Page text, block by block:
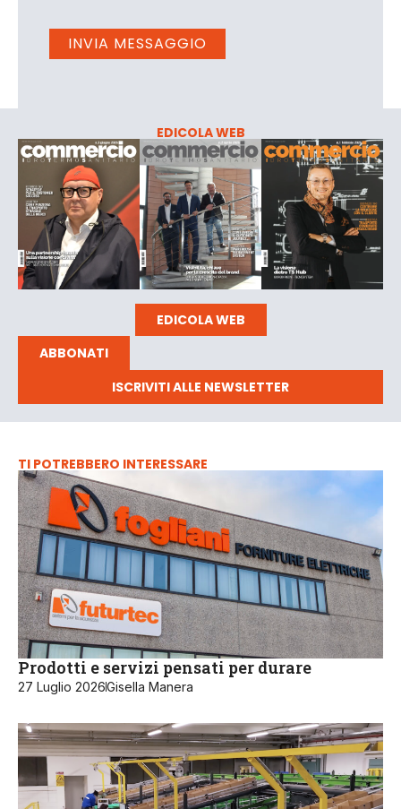
EDICOLA WEB
EDICOLA WEB
ABBONATI
ISCRIVITI ALLE NEWSLETTER
TI POTREBBERO INTERESSARE
Prodotti e servizi pensati per durare
27 Luglio 2026Gisella Manera